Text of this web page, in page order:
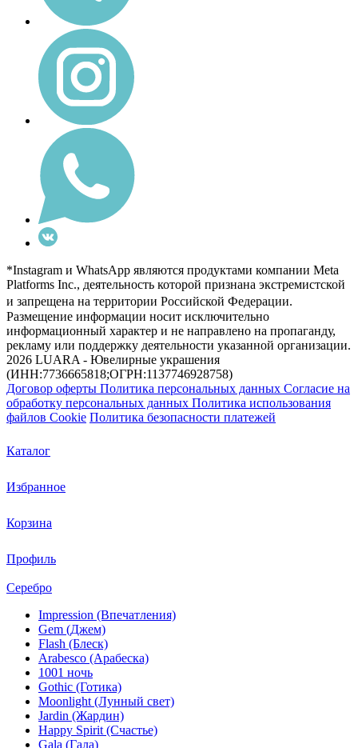
*Instagram и WhatsApp являются продуктами компании Meta
Platforms Inc., деятельность которой признана экстремистской
и запрещена на территории Российской Федерации.
Размещение информации носит исключительно
информационный характер и не направлено на пропаганду,
рекламу или поддержку деятельности указанной организации.
2026 LUARA - Ювелирные украшения
(ИНН:7736665818;ОГРН:1137746928758)
Договор оферты Политика персональных данных Согласие на
обработку персональных данных Политика использования
файлов Cookie Политика безопасности платежей
Каталог
Избранное
Корзина
Профиль
Серебро
Impression (Впечатления)
Gem (Джем)
Flash (Блеск)
Arabesco (Арабеска)
1001 ночь
Gothic (Готика)
Moonlight (Лунный свет)
Jardin (Жардин)
Happy Spirit (Счастье)
Gala (Гала)